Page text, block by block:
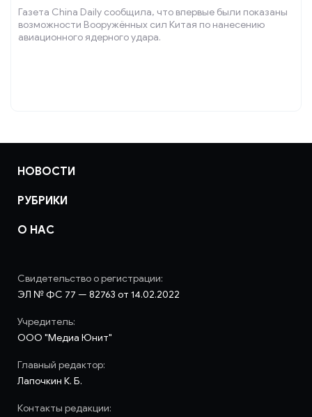
Газета China Daily сообщила, что впервые были показаны
возможности Вооружённых сил Китая по нанесению
авиационного ядерного удара.
НОВОСТИ
РУБРИКИ
О НАС
Свидетельство о регистрации:
ЭЛ № ФС 77 — 82763 от 14.02.2022
Учредитель:
ООО "Медиа Юнит"
Главный редактор:
Лапочкин К. Б.
Контакты редакции: